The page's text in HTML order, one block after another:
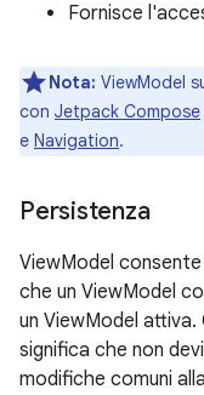
Fornisce
Nota: ViewModel
con Jetpack Compose
e Navigation.
Persistenza
ViewModel
che un ViewModel
un ViewModel
significa che non
modifiche comuni